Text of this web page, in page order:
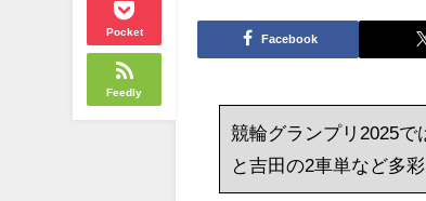
Pocket
Feedly
Facebook
競輪グランプリ2025で
と吉田の2車単など多